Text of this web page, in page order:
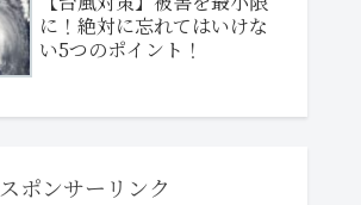
に！絶対に忘れてはいけな
い5つのポイント！
スポンサーリンク